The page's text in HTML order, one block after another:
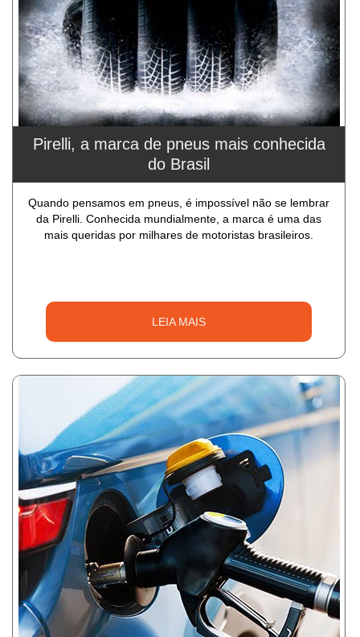
Pirelli, a marca de pneus mais conhecida
do Brasil
Quando pensamos em pneus, é impossível não se lembrar
da Pirelli. Conhecida mundialmente, a marca é uma das
mais queridas por milhares de motoristas brasileiros.
LEIA MAIS